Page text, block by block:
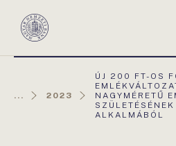
Magyar
... 2023
AKTUÁLIS
OLDAL:
ÚJ 200 FT-OS
NAGYMÉRETŰ
ALKALMÁBÓL